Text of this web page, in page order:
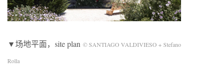
▼场地平面，site plan © SANTIAGO VALDIVIESO + Stefano
Rolla